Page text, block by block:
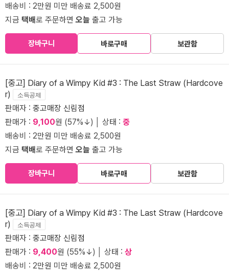
배송비 : 2만원 미만 배송료 2,500원
지금 택배로 주문하면오늘 출고 가능
장바구니 바로구매 보관함
[중고] Diary of a Wimpy Kid #3 : The Last Straw (Hardcove
r)
소득공제
판매자 : 중고매장 신림점
판매가 : 9,100원 (57%↓) │ 상태 : 중
배송비 : 2만원 미만 배송료 2,500원
지금 택배로 주문하면오늘 출고 가능
장바구니 바로구매 보관함
[중고] Diary of a Wimpy Kid #3 : The Last Straw (Hardcove
r)
소득공제
판매자 : 중고매장 신림점
판매가 : 9,400원 (55%↓) │ 상태 : 상
배송비 : 2만원 미만 배송료 2,500원